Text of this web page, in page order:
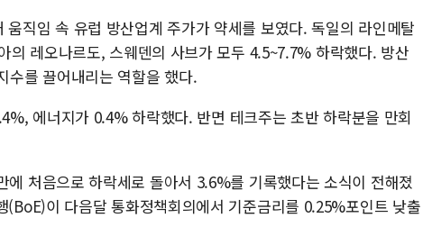
직임 속 유럽 방산업계 주가가 약세를 보였다. 독일의 라인메탈
의 레오나르도, 스웨덴의 사브가 모두 4.5~7.7% 하락했다. 방산
수를 끌어내리는 역할을 했다.
에너지가 0.4% 하락했다. 반면 테크주는 초반 하락분을 만회
에 처음으로 하락세로 돌아서 3.6%를 기록했다는 소식이 전해졌
이 다음달 통화정책회의에서 기준금리를 0.25%포인트 낮출